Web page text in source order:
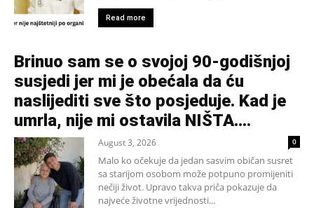
Read more
Brinuo sam se o svojoj 90-godišnjoj
susjedi jer mi je obećala da ću
naslijediti sve što posjeduje. Kad je
umrla, nije mi ostavila NIŠTA....
August 3, 2026 0
Malo ko očekuje da jedan sasvim običan susret
sa starijom osobom može potpuno promijeniti
nečiji život. Upravo takva priča pokazuje da
najveće životne vrijednosti...